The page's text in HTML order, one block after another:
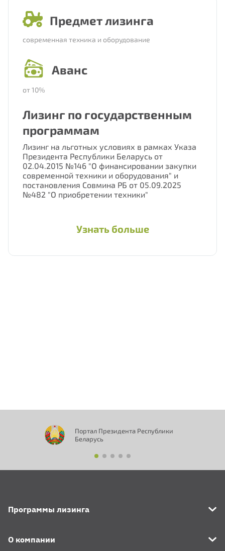
Предмет лизинга
современная техника и оборудование
Аванс
от 10%
Лизинг по государственным
программам
Лизинг на льготных условиях в рамках Указа
Президента Республики Беларусь от
02.04.2015 №146 "О финансировании закупки
современной техники и оборудования" и
постановления Совмина РБ от 05.09.2025
№482 "О приобретении техники"
Узнать больше
Портал Президента Республики
Беларусь
Программы лизинга
О компании